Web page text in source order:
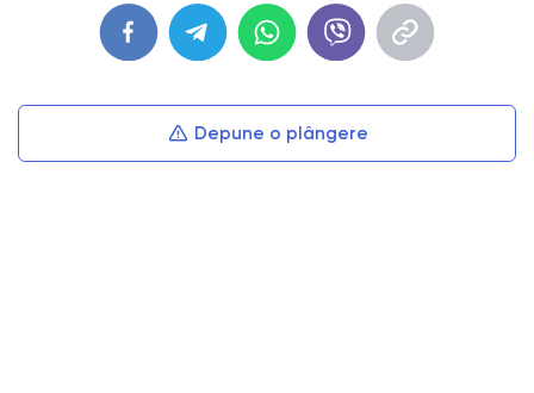
servicii sau domeniul HoReCa.
propriei afaceri, cât și pentru investiție.
Depune o plângere